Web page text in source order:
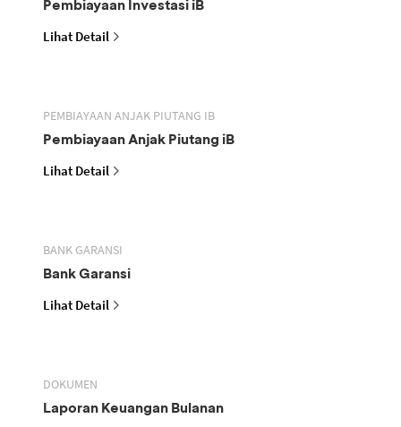
Pembiayaan Investasi iB
Lihat Detail
PEMBIAYAAN ANJAK PIUTANG IB
Pembiayaan Anjak Piutang iB
Lihat Detail
BANK GARANSI
Bank Garansi
Lihat Detail
DOKUMEN
Laporan Keuangan Bulanan